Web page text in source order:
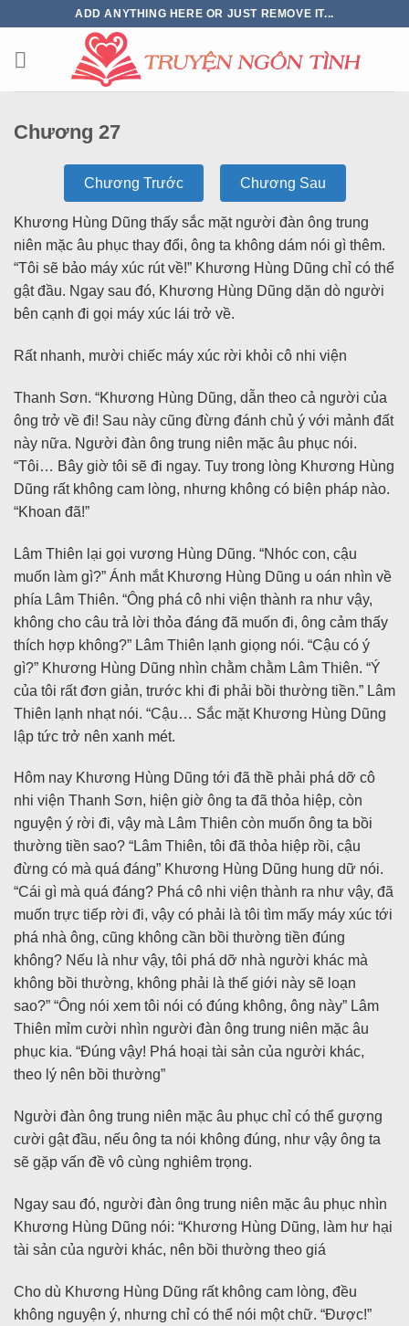
ADD ANYTHING HERE OR JUST REMOVE IT...
Chương 27
Chương Trước Chương Sau
Khương Hùng Dũng thấy sắc mặt người đàn ông trung
niên mặc âu phục thay đổi, ông ta không dám nói gì thêm.
“Tôi sẽ bảo máy xúc rút về!” Khương Hùng Dũng chỉ có thể
gật đầu. Ngay sau đó, Khương Hùng Dũng dặn dò người
bên cạnh đi gọi máy xúc lái trở về.
Rất nhanh, mười chiếc máy xúc rời khỏi cô nhi viện
Thanh Sơn. “Khương Hùng Dũng, dẫn theo cả người của
ông trở về đi! Sau này cũng đừng đánh chủ ý với mảnh đất
này nữa. Người đàn ông trung niên mặc âu phục nói.
“Tôi… Bây giờ tôi sẽ đi ngay. Tuy trong lòng Khương Hùng
Dũng rất không cam lòng, nhưng không có biện pháp nào.
“Khoan đã!”
Lâm Thiên lại gọi vương Hùng Dũng. “Nhóc con, cậu
muốn làm gì?” Ánh mắt Khương Hùng Dũng u oán nhìn về
phía Lâm Thiên. “Ông phá cô nhi viện thành ra như vậy,
không cho câu trả lời thỏa đáng đã muốn đi, ông cảm thấy
thích hợp không?” Lâm Thiên lạnh giọng nói. “Cậu có ý
gì?” Khương Hùng Dũng nhìn chằm chằm Lâm Thiên. “Ý
của tôi rất đơn giản, trước khi đi phải bồi thường tiền.” Lâm
Thiên lạnh nhạt nói. “Cậu… Sắc mặt Khương Hùng Dũng
lập tức trở nên xanh mét.
Hôm nay Khương Hùng Dũng tới đã thề phải phá dỡ cô
nhi viện Thanh Sơn, hiện giờ ông ta đã thỏa hiệp, còn
nguyện ý rời đi, vậy mà Lâm Thiên còn muốn ông ta bồi
thường tiền sao? “Lâm Thiên, tôi đã thỏa hiệp rồi, cậu
đừng có mà quá đáng” Khương Hùng Dũng hung dữ nói.
“Cái gì mà quá đáng? Phá cô nhi viện thành ra như vậy, đã
muốn trực tiếp rời đi, vậy có phải là tôi tìm mấy máy xúc tới
phá nhà ông, cũng không cần bồi thường tiền đúng
không? Nếu là như vậy, tôi phá dỡ nhà người khác mà
không bồi thường, không phải là thế giới này sẽ loạn
sao?” “Ông nói xem tôi nói có đúng không, ông này” Lâm
Thiên mỉm cười nhìn người đàn ông trung niên mặc âu
phục kia. “Đúng vậy! Phá hoại tài sản của người khác,
theo lý nên bồi thường”
Người đàn ông trung niên mặc âu phục chỉ có thể gượng
cười gật đầu, nếu ông ta nói không đúng, như vậy ông ta
sẽ gặp vấn đề vô cùng nghiêm trọng.
Ngay sau đó, người đàn ông trung niên mặc âu phục nhìn
Khương Hùng Dũng nói: “Khương Hùng Dũng, làm hư hại
tài sản của người khác, nên bồi thường theo giá
Cho dù Khương Hùng Dũng rất không cam lòng, đều
không nguyện ý, nhưng chỉ có thể nói một chữ. “Được!”